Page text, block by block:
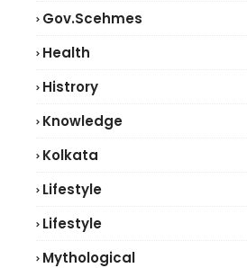
Gov.scehmes
Health
Histrory
Knowledge
Kolkata
Lifestyle
Lifestyle
Mythological